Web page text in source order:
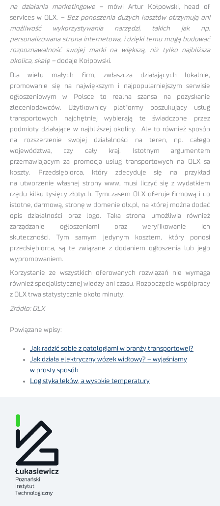
na działania marketingowe – mówi Artur Kołpowski, head of
services w OLX. – Bez ponoszenia dużych kosztów otrzymują oni
możliwość wykorzystywania narzędzi, takich jak np.
personalizowana strona internetowa, i dzięki temu mogą budować
rozpoznawalność swojej marki na większą, niż tylko najbliższa
okolica, skalę – dodaje Kołpowski.
Dla wielu małych firm, zwłaszcza działających lokalnie,
promowanie się na największym i najpopularniejszym serwisie
ogłoszeniowym w Polsce to realna szansa na pozyskanie
zleceniodawców. Użytkownicy platformy poszukujący usług
transportowych najchętniej wybierają te świadczone przez
podmioty działające w najbliższej okolicy. Ale to również sposób
na rozszerzenie swojej działalności na teren, np. całego
województwa, czy cały kraj. Istotnym argumentem
przemawiającym za promocją usług transportowych na OLX są
koszty. Przedsiębiorca, który zdecyduje się na przykład
na utworzenie własnej strony www, musi liczyć się z wydatkiem
rzędu kilku tysięcy złotych. Tymczasem OLX oferuje firmową i co
istotne, darmową, stronę w domenie olx.pl, na której można dodać
opis działalności oraz logo. Taka strona umożliwia również
zarządzanie ogłoszeniami oraz weryfikowanie ich
skuteczności. Tym samym jedynym kosztem, który ponosi
przedsiębiorca, są te związane z dodaniem ogłoszenia lub jego
wypromowaniem.
Korzystanie ze wszystkich oferowanych rozwiązań nie wymaga
również specjalistycznej wiedzy ani czasu. Rozpoczęcie współpracy
z OLX trwa statystycznie około minuty.
Żródło: OLX
Powiązane wpisy:
Jak radzić sobie z patologiami w branży transportowej?
Jak działa elektryczny wózek widłowy? – wyjaśniamy
w prosty sposób
Logistyka leków, a wysokie temperatury